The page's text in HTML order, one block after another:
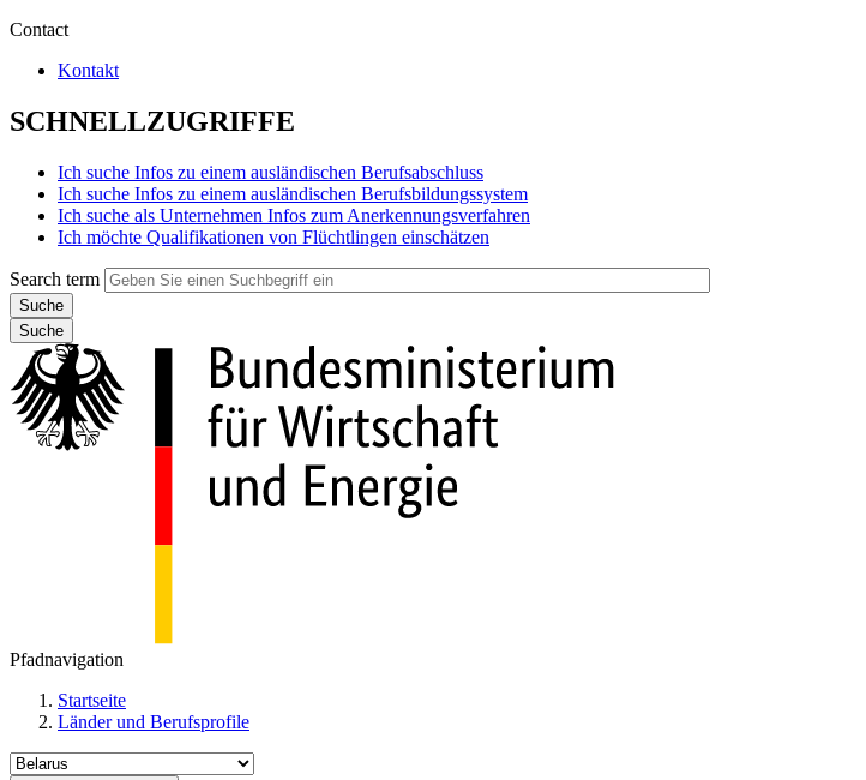
Contact
Kontakt
SCHNELLZUGRIFFE
Ich suche Infos zu einem ausländischen Berufsabschluss
Ich suche Infos zu einem ausländischen Berufsbildungssystem
Ich suche als Unternehmen Infos zum Anerkennungsverfahren
Ich möchte Qualifikationen von Flüchtlingen einschätzen
Search term
Suche
Pfadnavigation
Startseite
Länder und Berufsprofile